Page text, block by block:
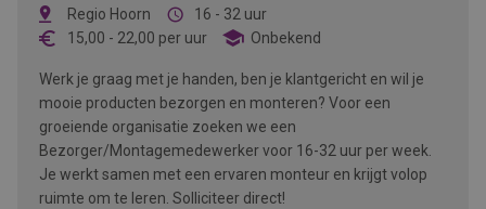
Regio Hoorn
16 - 32 uur
15,00 - 22,00 per uur Onbekend
Werk je graag met je handen, ben je klantgericht en wil je
mooie producten bezorgen en monteren? Voor een
groeiende organisatie zoeken we een
Bezorger/Montagemedewerker voor 16-32 uur per week.
Je werkt samen met een ervaren monteur en krijgt volop
ruimte om te leren. Solliciteer direct!